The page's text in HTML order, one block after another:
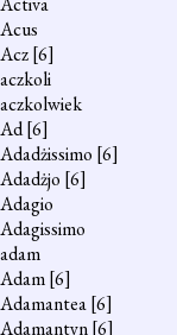
Acus
Acz[6]
aczkoli
aczkolwiek
Ad[6]
Adadżissimo [6]
Adadżjo [6]
Adagio
Adagissimo
adam
Adam[6]
Adamantea[6]
Adamantyn[6]